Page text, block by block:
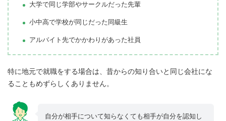
大学で同じ学部やサークルだった先輩
小中高で学校が同じだった同級生
アルバイト先でかかわりがあった社員
特に地元で就職をする場合は、昔からの知り合いと同じ会社にな
ることもめずらしくありません。
自分が相手について知らなくても相手が自分を認知し